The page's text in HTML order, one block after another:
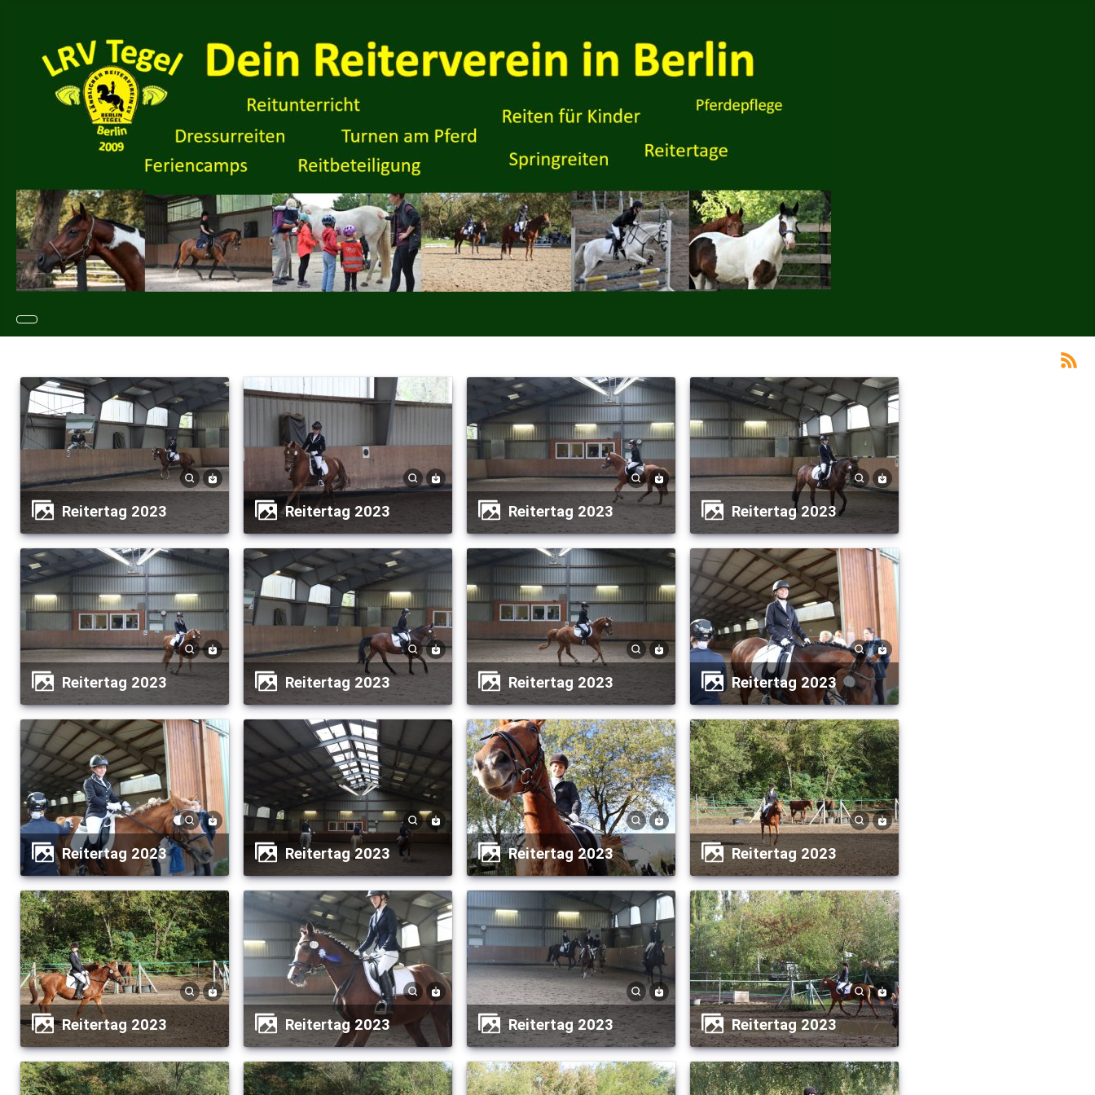
Reitertag 2023 Reitertag 2023 Reitertag 2023 Reitertag 2023
Reitertag 2023 Reitertag 2023 Reitertag 2023 Reitertag 2023
Reitertag 2023 Reitertag 2023 Reitertag 2023 Reitertag 2023
Reitertag 2023 Reitertag 2023 Reitertag 2023 Reitertag 2023